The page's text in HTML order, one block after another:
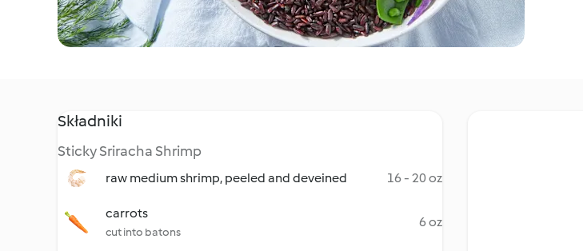
Składniki
Sticky Sriracha Shrimp
raw medium shrimp, peeled and deveined 16 - 20 oz
carrots
cut into batons
6 oz